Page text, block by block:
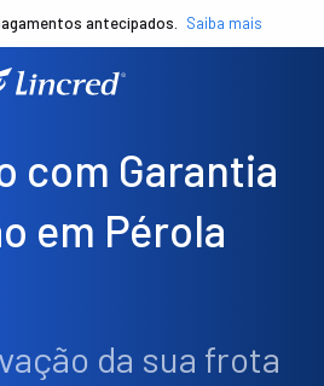
antecipados. Saiba mais
com Garantia
em Pérola
da sua frota